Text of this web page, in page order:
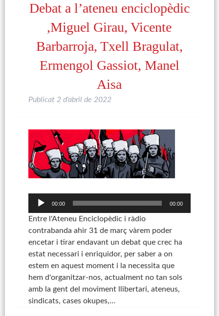
Debat a l’ateneu enciclopèdic
,Miguel Girau, Vicente
Barbarroja, Txell Bragulat,
Ermengol Gassiot, Manel
Aisa
Publicat 2 d'abril de 2022
00:00 00:00
Entre l'Ateneu Enciclopèdic i ràdio
contrabanda ahir 31 de març vàrem poder
encetar i tirar endavant un debat que crec ha
estat necessari i enriquidor, per saber a on
estem en aquest moment i la necessita que
hem d'organitzar-nos, actualment no tan sols
amb la gent del moviment llibertari, ateneus,
sindicats, cases okupes,…